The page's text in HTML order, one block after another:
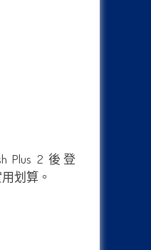
Plus 2 後登
划算。